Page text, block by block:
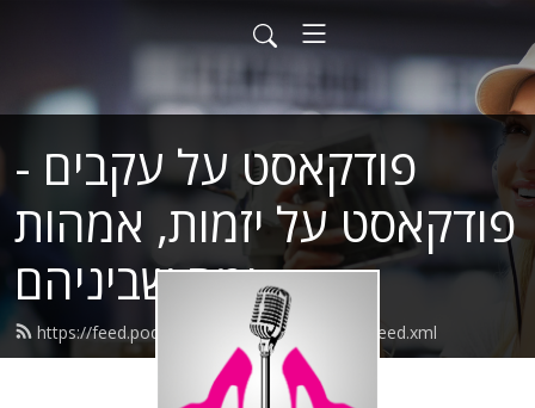
פודקאסט על עקבים -
פודקאסט על יזמות, אמהות
ומה שביניהם
https://feed.podbean.com/podcastonheels/feed.xml